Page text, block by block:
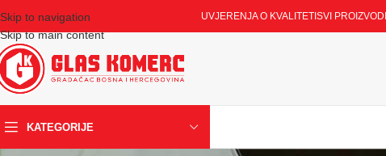
Skip to navigation
Skip to main content
UVJERENJA O KVALITETI SVI PROIZVODI
KATEGORIJE